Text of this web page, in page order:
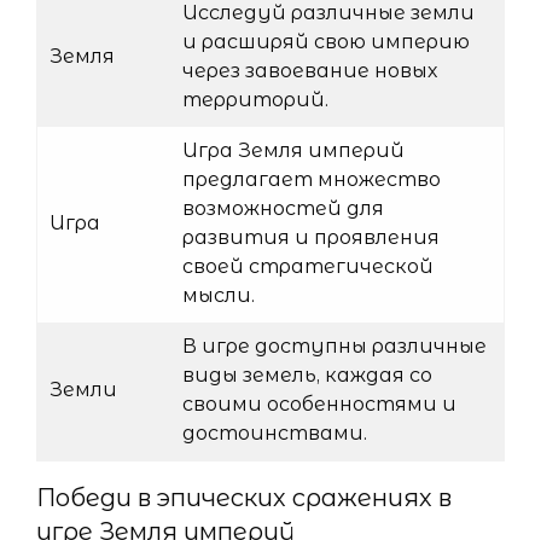
Земля
Исследуй различные земли
и расширяй свою империю
через завоевание новых
территорий.
Игра
Игра Земля империй
предлагает множество
возможностей для
развития и проявления
своей стратегической
мысли.
Земли
В игре доступны различные
виды земель, каждая со
своими особенностями и
достоинствами.
Победи в эпических сражениях в
игре Земля империй